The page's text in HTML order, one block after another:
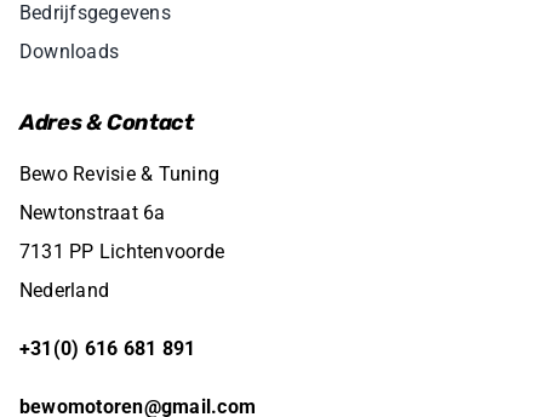
Bedrijfsgegevens
Downloads
Adres & Contact
Bewo Revisie & Tuning
Newtonstraat 6a
7131 PP Lichtenvoorde
Nederland
+31(0) 616 681 891
bewomotoren@gmail.com